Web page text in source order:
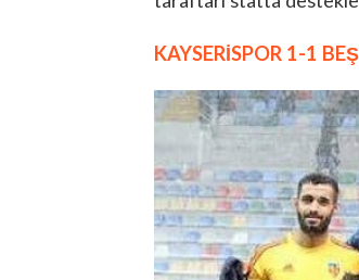
KAYSERİSPOR 1-1